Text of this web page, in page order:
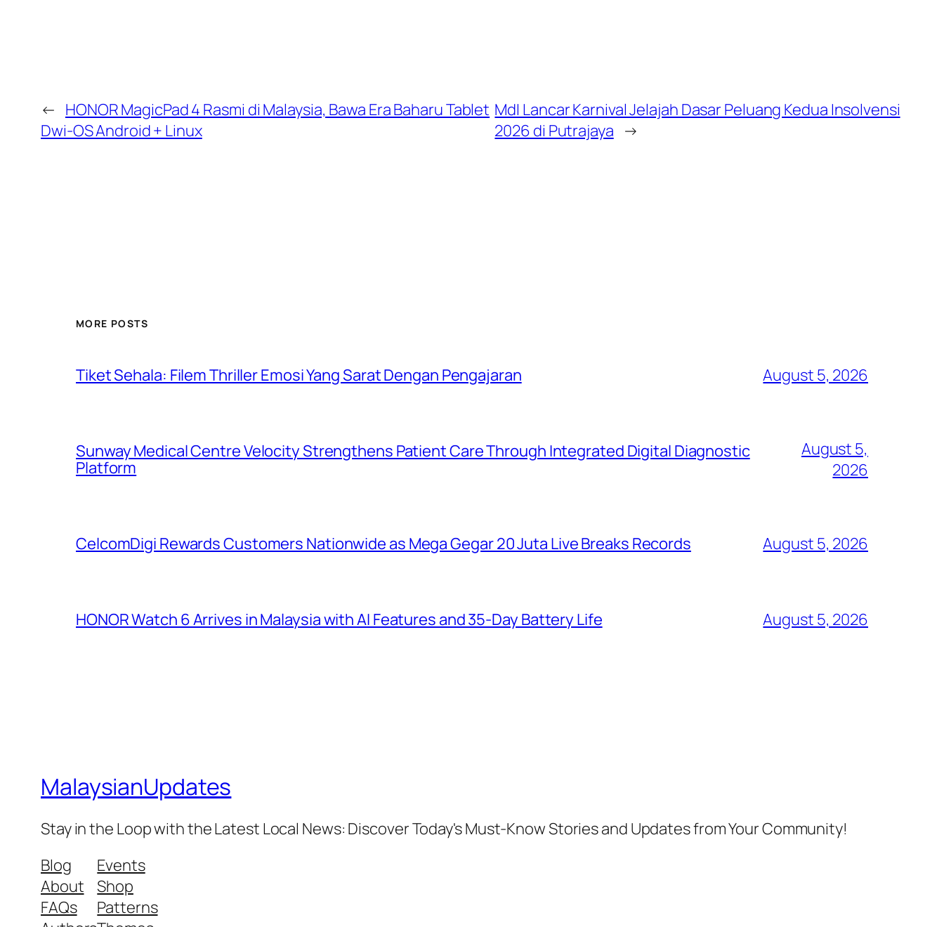
← HONOR MagicPad 4 Rasmi di Malaysia, Bawa Era Baharu Tablet
Dwi-OS Android + Linux
MdI Lancar Karnival Jelajah Dasar Peluang Kedua Insolvensi
2026 di Putrajaya →
MORE POSTS
Tiket Sehala: Filem Thriller Emosi Yang Sarat Dengan Pengajaran August 5, 2026
Sunway Medical Centre Velocity Strengthens Patient Care Through Integrated Digital Diagnostic
Platform
August 5,
2026
CelcomDigi Rewards Customers Nationwide as Mega Gegar 20 Juta Live Breaks Records August 5, 2026
HONOR Watch 6 Arrives in Malaysia with AI Features and 35-Day Battery Life August 5, 2026
MalaysianUpdates
Stay in the Loop with the Latest Local News: Discover Today's Must-Know Stories and Updates from Your Community!
Blog
About
FAQs
Events
Shop
Patterns